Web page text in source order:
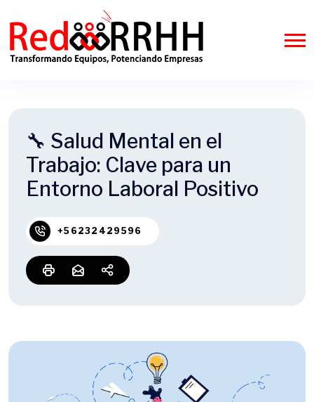
🔧 Salud Mental en el
Trabajo: Clave para un
Entorno Laboral Positivo
+56232429596